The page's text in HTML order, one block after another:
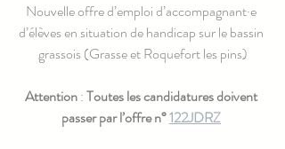
Nouvelle offre d’emploi d’accompagnant·e
d’élèves en situation de handicap sur le bassin
grassois (Grasse et Roquefort les pins)
Attention : Toutes les candidatures doivent
passer par l’offre n° 122JDRZ